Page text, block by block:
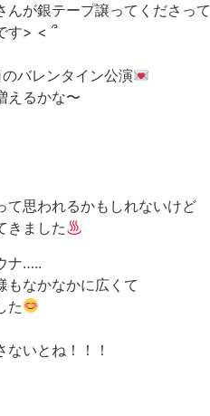
んが銀テープ譲ってくださって
す> < ՞
バレンタイン公演
えるかな〜
て思われるかもしれないけど
きました
ナ…..
もなかなかに広くて
た
ないとね！！！